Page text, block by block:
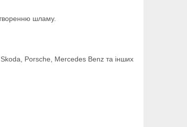
шламу.
Porsche, Mercedes Benz та інших